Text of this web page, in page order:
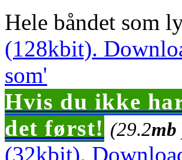
Hele båndet som
(128kbit).
som'
Hvis du ikke
det først! (29.2mb
(32kbit).